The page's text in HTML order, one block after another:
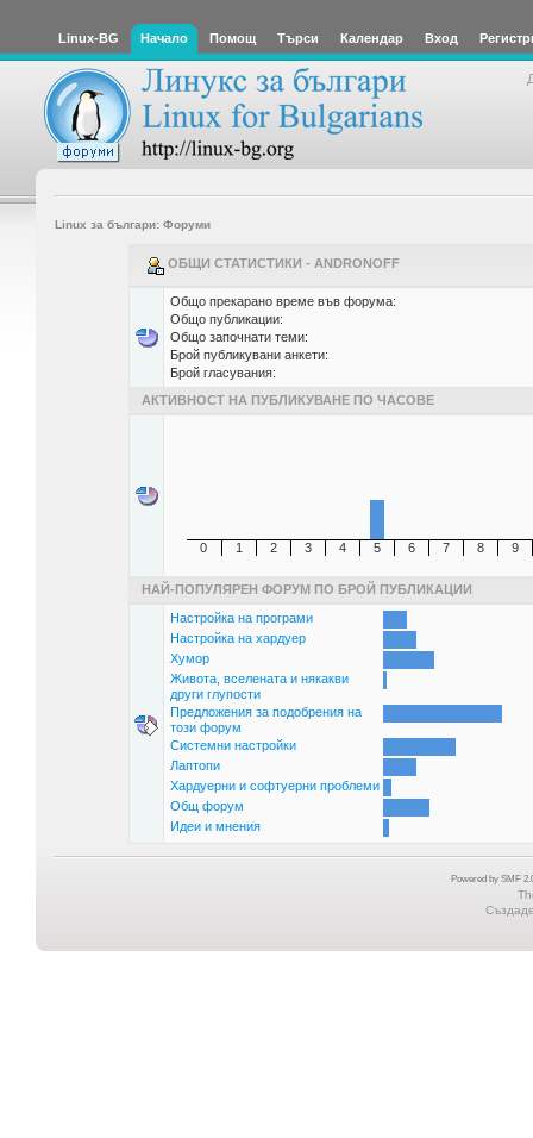
Linux-BG Начало Помощ Търси Календар Вход
Linux за българи: Форуми
ОБЩИ СТАТИСТИКИ - ANDRONOFF
Общо прекарано време във форума:
Общо публикации:
Общо започнати теми:
Брой публикувани анкети:
Брой гласувания:
АКТИВНОСТ НА ПУБЛИКУВАНЕ ПО ЧАСОВЕ
0 1 2 3 4 5 6 7 8 9
НАЙ-ПОПУЛЯРЕН ФОРУМ ПО БРОЙ ПУБЛИКАЦИИ
Настройка на програми
Настройка на хардуер
Хумор
Живота, вселената и някакви
други глупости
Предложения за подобрения на
този форум
Системни настройки
Лаптопи
Хардуерни и софтуерни проблеми
Общ форум
Идеи и мнения
Powered by SMF